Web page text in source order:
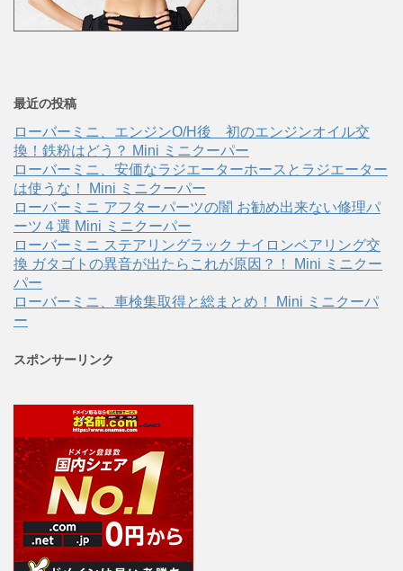
最近の投稿
ローバーミニ、エンジンO/H後 初のエンジンオイル交
換！鉄粉はどう？ Mini ミニクーパー
ローバーミニ、安価なラジエーターホースとラジエーター
は使うな！ Mini ミニクーパー
ローバーミニ アフターパーツの闇 お勧め出来ない修理パ
ーツ４選 Mini ミニクーパー
ローバーミニ ステアリングラック ナイロンベアリング交
換 ガタゴトの異音が出たらこれが原因？！ Mini ミニクー
パー
ローバーミニ、車検集取得と総まとめ！ Mini ミニクーパ
ー
スポンサーリンク